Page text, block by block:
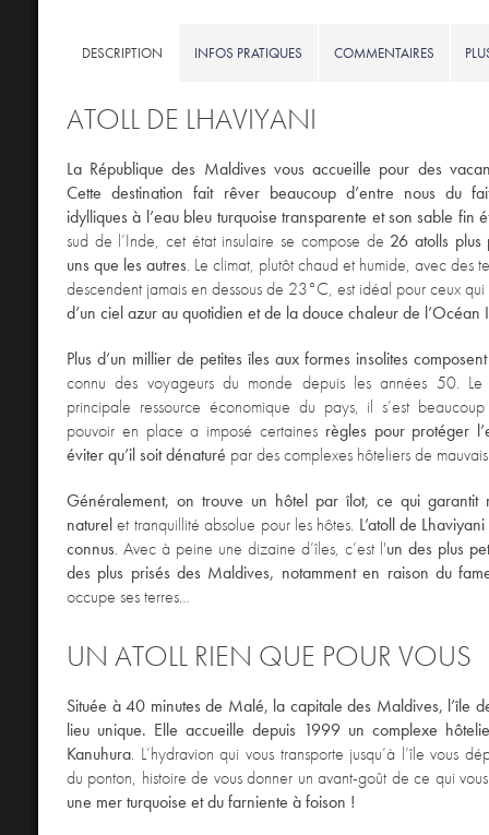
DESCRIPTION INFOS PRATIQUES COMMENTAIRES
ATOLL DE LHAVIYANI
La République des Maldives vous accueille pour des
Cette destination fait rêver beaucoup d’entre nous du
idylliques à l’eau bleu turquoise transparente et son sable fin
sud de l’Inde, cet état insulaire se compose de 26 atolls plus
uns que les autres. Le climat, plutôt chaud et humide, avec des
descendent jamais en dessous de 23°C, est idéal pour ceux
d’un ciel azur au quotidien et de la douce chaleur de l’Océan
Plus d’un millier de petites îles aux formes insolites
connu des voyageurs du monde depuis les années 50. Le
principale ressource économique du pays, il s’est
pouvoir en place a imposé certaines règles pour protéger
éviter qu’il soit dénaturé par des complexes hôteliers de
Généralement, on trouve un hôtel par îlot, ce qui garantit
naturelet tranquillité absolue pour les hôtes. L’atoll de
connus. Avec à peine une dizaine d’îles, c’est l'un des plus
des plus prisés des Maldives, notamment en raison du
occupe ses terres…
UN ATOLL RIEN QUE POUR VOUS
Située à 40 minutes de Malé, la capitale des Maldives, l’île
lieu unique. Elle accueille depuis 1999 un complexe
Kanuhura. L’hydravion qui vous transporte jusqu’à l’île vous
du ponton, histoire de vous donner un avant-goût de ce qui
une mer turquoise et du farniente à foison !